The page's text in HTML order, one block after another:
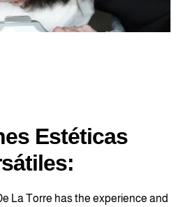
Estéticas
La Torre has the experience and